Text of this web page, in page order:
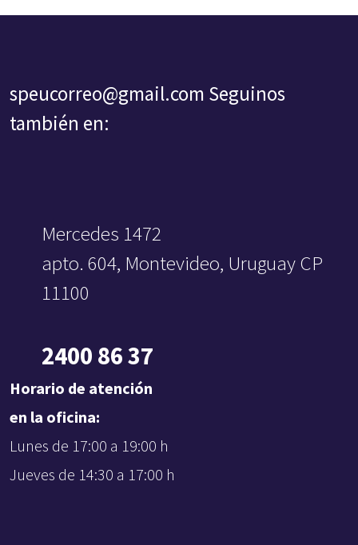
speucorreo@gmail.com Seguinos
también en:
Mercedes 1472
apto. 604, Montevideo, Uruguay CP
11100
2400 86 37
Horario de atención
en la oficina:
Lunes de 17:00 a 19:00 h
Jueves de 14:30 a 17:00 h